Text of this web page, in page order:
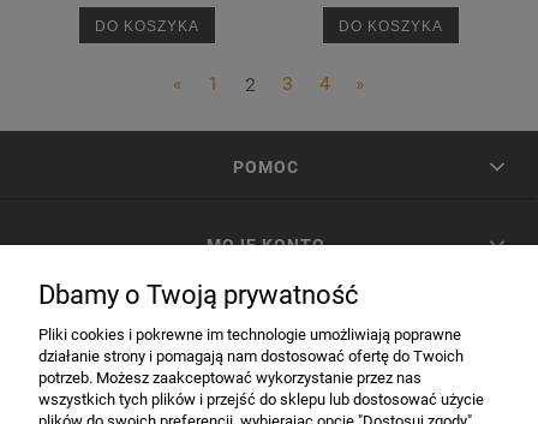
DO KOSZYKA DO KOSZYKA
« 1 2 3 4 »
POMOC
MOJE KONTO
INFORMACJE
Dbamy o Twoją prywatność
Pliki cookies i pokrewne im technologie umożliwiają poprawne
działanie strony i pomagają nam dostosować ofertę do Twoich
potrzeb. Możesz zaakceptować wykorzystanie przez nas
wszystkich tych plików i przejść do sklepu lub dostosować użycie